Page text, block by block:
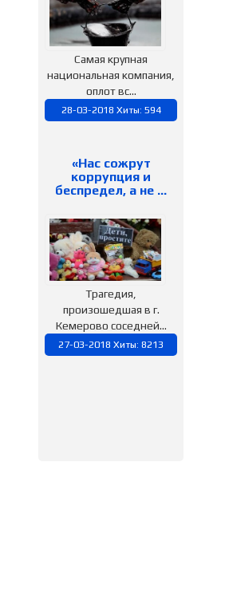
Самая крупная
национальная компания,
оплот вс...
28-03-2018 Хиты: 594
«Нас сожрут
коррупция и
беспредел, а не …
Трагедия,
произошедшая в г.
Кемерово соседней...
27-03-2018 Хиты: 8213